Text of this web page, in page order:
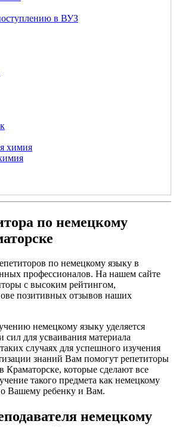
в ВУЗ
химия
по немецкому
по немецкому языку в
профессионалов. На нашем сайте
с высоким рейтингом,
позитивных отзывов наших
немецкому языку уделяется
сил для усваивания материала
случаях для успешного изучения
знаний Вам помогут репетиторы
Краматорске, которые сделают все
такого предмета как немецкому
Вашему ребенку и Вам.
немецкому